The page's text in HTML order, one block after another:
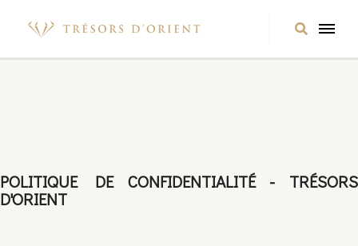
POLITIQUE DE CONFIDENTIALITÉ - TRÉSORS
D'ORIENT